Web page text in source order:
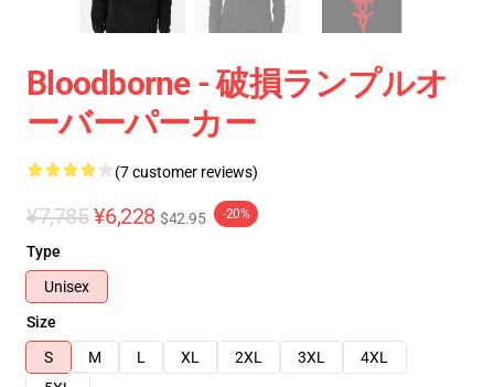
Bloodborne - 破損ランプルオ
ーバーパーカー
(7 customer reviews)
¥7,785 ¥6,228 $42.95 -20%
Type
Unisex
Size
S
M L XL 2XL 3XL
4XL